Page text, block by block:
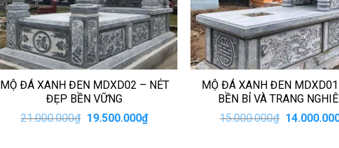
MỘ ĐÁ XANH ĐEN MDXD02 – NÉT
ĐẸP BỀN VỮNG
21.000.000₫ Giá
19.500.000₫Giá
hiện
MỘ ĐÁ XANH ĐEN
BỀN BỈ VÀ TRANG
15.000.000₫ Giá